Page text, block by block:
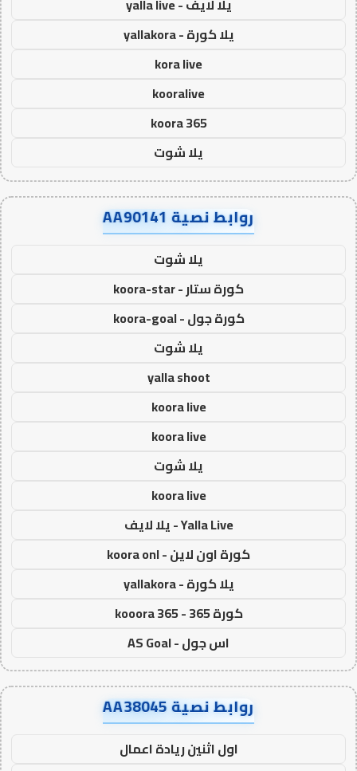
يلا لايف - yalla live
يلا كورة - yallakora
kora live
kooralive
koora 365
يلا شوت
روابط نصية AA90141
يلا شوت
كورة ستار - koora-star
كورة جول - koora-goal
يلا شوت
yalla shoot
koora live
koora live
يلا شوت
koora live
Yalla Live - يلا لايف
كورة اون لاين - koora onl
يلا كورة - yallakora
كورة 365 - kooora 365
اس جول - AS Goal
روابط نصية AA38045
اول اثنين ريادة اعمال